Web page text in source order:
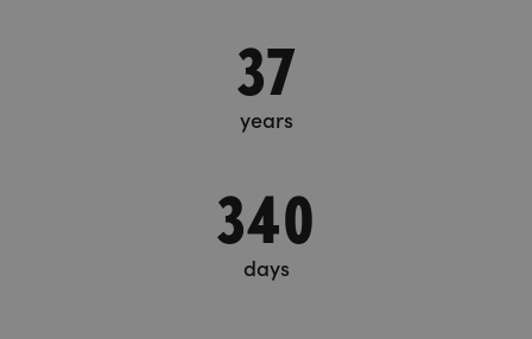
37
years
340
days